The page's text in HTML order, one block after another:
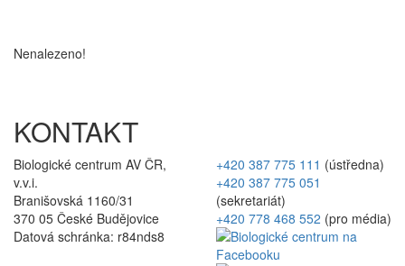
Nenalezeno!
KONTAKT
Biologické centrum AV ČR,
v.v.i.
Branišovská 1160/31
370 05 České Budějovice
Datová schránka: r84nds8
+420 387 775 111 (ústředna)
+420 387 775 051
(sekretariát)
+420 778 468 552 (pro média)